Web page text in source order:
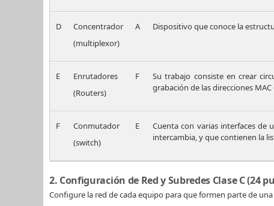
D
Concentrador
(multiplexor)
A Dispositivo que conoce la
E
Enrutadores
(Routers)
F
Su trabajo consiste en crear
grabación de las direcciones MAC
F
Conmutador
(switch)
E
Cuenta con varias interfaces de
intercambia, y que contienen la
2. Configuración de Red y Subredes Clase C (24
Configure la red de cada equipo para que formen parte de